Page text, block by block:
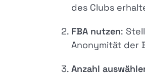
des Clubs
FBA nutzen:
Anonymität der
Anzahl